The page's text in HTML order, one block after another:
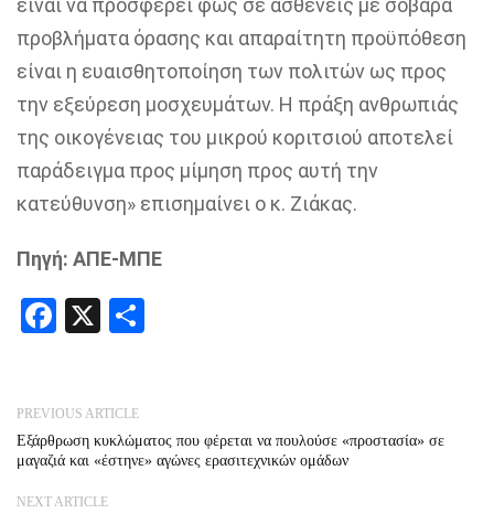
είναι να προσφέρει φως σε ασθενείς με σοβαρά
προβλήματα όρασης και απαραίτητη προϋπόθεση
είναι η ευαισθητοποίηση των πολιτών ως προς
την εξεύρεση μοσχευμάτων. Η πράξη ανθρωπιάς
της οικογένειας του μικρού κοριτσιού αποτελεί
παράδειγμα προς μίμηση προς αυτή την
κατεύθυνση» επισημαίνει ο κ. Ζιάκας.
Πηγή: ΑΠΕ-ΜΠΕ
Facebook
X
PREVIOUS ARTICLE
Εξάρθρωση κυκλώματος που φέρεται να πουλούσε «προστασία» σε
μαγαζιά και «έστηνε» αγώνες ερασιτεχνικών ομάδων
NEXT ARTICLE